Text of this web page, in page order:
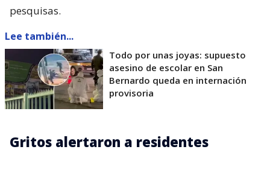
pesquisas.
Lee también...
Todo por unas joyas: supuesto
asesino de escolar en San
Bernardo queda en internación
provisoria
Gritos alertaron a residentes